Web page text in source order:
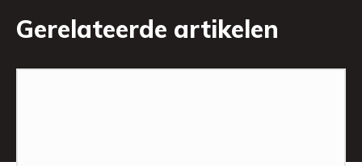
Gerelateerde artikelen